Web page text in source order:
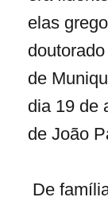
elas
de
dia 19 de
de João
De